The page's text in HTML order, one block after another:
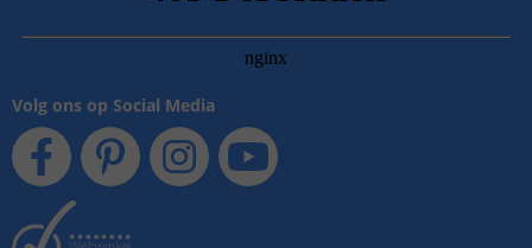
Volg ons op Social Media